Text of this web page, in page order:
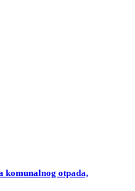
komunalnog otpada,